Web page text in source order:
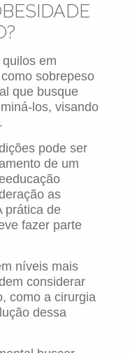
em
sobrepeso
que busque
los, visando
pode ser
de um
as
prática de
fazer parte
níveis mais
considerar
como a cirurgia
dessa